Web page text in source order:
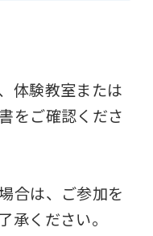
体験教室または
をご確認くださ
合は、ご参加を
承ください。